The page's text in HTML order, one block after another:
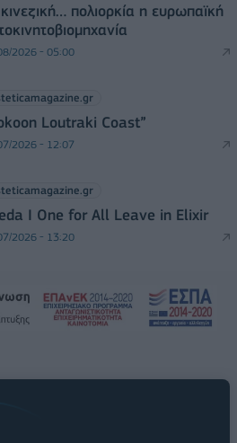
πολιορκία η ευρωπαϊκή
2026 - 05:00
Loutraki Coast”
2026 - 12:07
I One for All Leave in Elixir
2026 - 13:20